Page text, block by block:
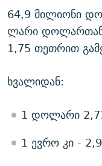
64,9 მილიონი
ლარი დოლართან
1,75 თეთრით
ხვალიდან:
1 დოლარი
1 ევრო კი -